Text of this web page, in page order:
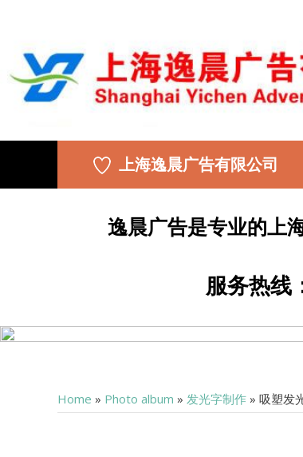
上海逸晨广告有限公司
逸晨广告是专业的上
服务热线
Home » Photo album » 发光字制作 » 吸塑发